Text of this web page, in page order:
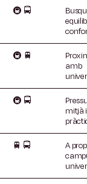
🚇 🚍
🚇 🚆
amb
🚇 🚍
mitjà
🚆 🚍
A